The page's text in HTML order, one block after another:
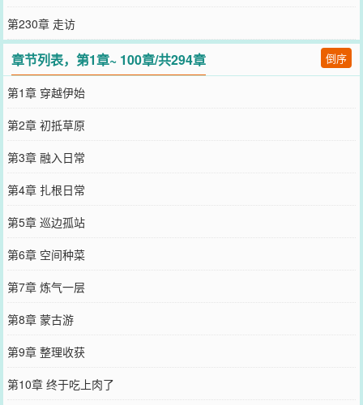
第230章 走访
章节列表，第1章~ 100章/共294章 倒序
第1章 穿越伊始
第2章 初抵草原
第3章 融入日常
第4章 扎根日常
第5章 巡边孤站
第6章 空间种菜
第7章 炼气一层
第8章 蒙古游
第9章 整理收获
第10章 终于吃上肉了